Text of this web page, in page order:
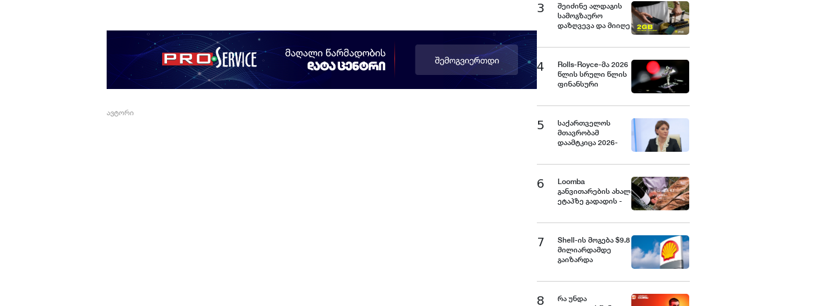
ავტორი
რეგისტრაცია
დაიწყო
3
შეიძინე ალდაგის
სამოგზაურო
დაზღვევა და მიიღე
ინტერნეტი
4
Rolls-Royce-მა 2026
წლის სრული წლის
ფინანსური
გააუმჯობესა
5
საქართველოს
მთავრობამ
დაამტკიცა 2026-
საგზაო
ეროვნული
სტრატეგია და მისი
სამოქმედო გეგმა,
წლისთვის საგზაო
შედეგად
დაშავებულთა და
დაღუპულთა
ით შემცირებას
თამარ იოსელიანი
6
Loomba
განვითარების ახალ
ეტაპზე გადადის -
გახსნას გეგმავს
7
Shell-ის მოგება $9.8
მილიარდამდე
გაიზარდა
8
რა უნდა